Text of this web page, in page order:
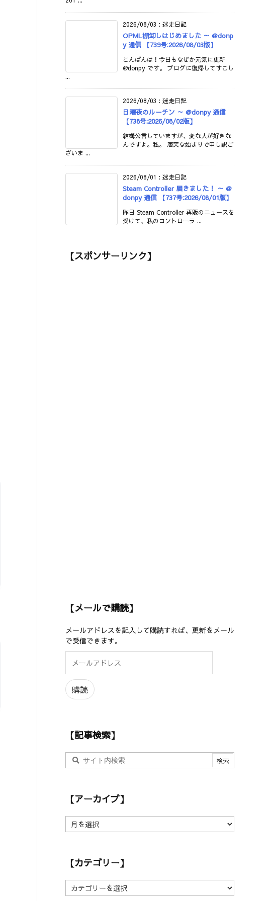
2026/08/03 : 迷走日記
OPML棚卸しはじめました ～ @donp
y 通信 【739号:2026/08/03版】
こんばんは！今日もなぜか元気に更新
@donpy です。 ブログに復帰してすこし
...
2026/08/03 : 迷走日記
日曜夜のルーチン ～ @donpy 通信
【738号:2026/08/02版】
結構公言していますが、変な人が好きな
んですよ。私。 唐突な始まりで申し訳ご
ざいま ...
2026/08/01 : 迷走日記
Steam Controller 届きました！ ～ @
donpy 通信 【737号:2026/08/01版】
昨日 Steam Controller 再販のニュースを
受けて、私のコントローラ ...
【スポンサーリンク】
【メールで購読】
メールアドレスを記入して購読すれば、更新をメール
で受信できます。
ル
ア
ド
購読
【記事検索】
【アーカイブ】
ア
イ
】
【カテゴリー】
【
カ